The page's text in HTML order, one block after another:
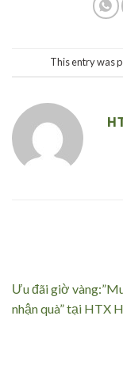
This entry was
Ưu đãi giờ
nhận quà” tại HTX